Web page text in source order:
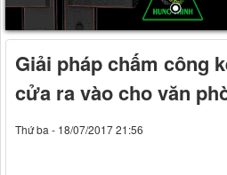
Giải pháp chấm công
cửa ra vào cho văn
Thứ ba - 18/07/2017 21:56